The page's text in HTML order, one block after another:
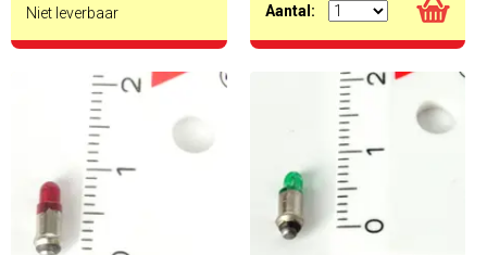
Niet leverbaar Aantal: